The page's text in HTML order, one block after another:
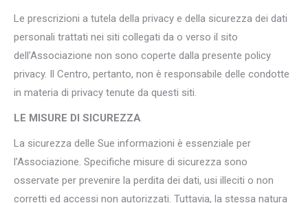
Le prescrizioni a tutela della privacy e della sicurezza dei dati
personali trattati nei siti collegati da o verso il sito
dell’Associazione non sono coperte dalla presente policy
privacy. Il Centro, pertanto, non è responsabile delle condotte
in materia di privacy tenute da questi siti.
LE MISURE DI SICUREZZA
La sicurezza delle Sue informazioni è essenziale per
l’Associazione. Specifiche misure di sicurezza sono
osservate per prevenire la perdita dei dati, usi illeciti o non
corretti ed accessi non autorizzati. Tuttavia, la stessa natura